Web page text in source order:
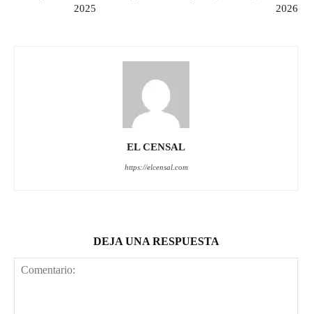
2025
2026
EL CENSAL
https://elcensal.com
DEJA UNA RESPUESTA